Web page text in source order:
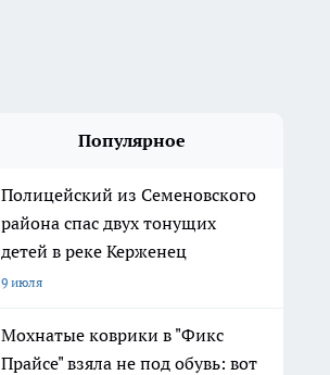
Популярное
Полицейский из Семеновского
района спас двух тонущих
детей в реке Керженец
9 июля
Мохнатые коврики в "Фикс
Прайсе" взяла не под обувь: вот